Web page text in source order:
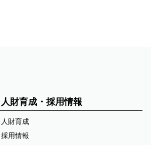
人財育成・採用情報
人財育成
採用情報